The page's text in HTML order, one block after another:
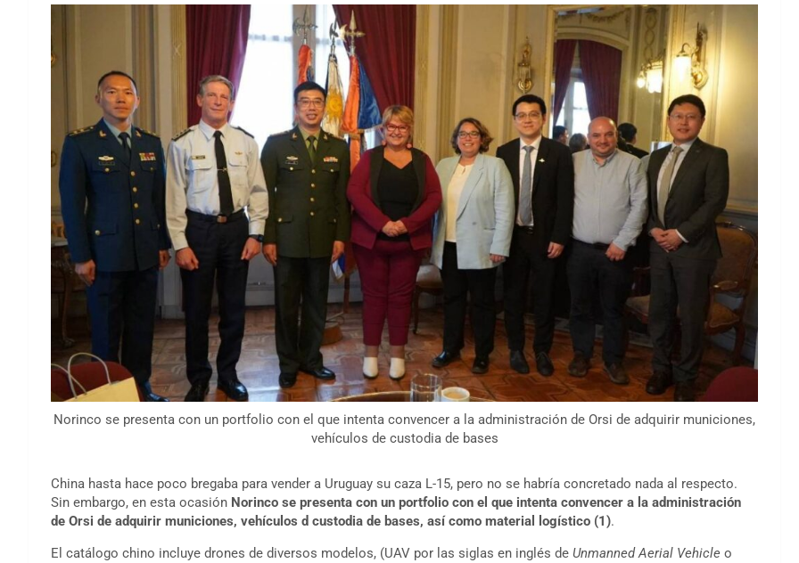
Norinco se presenta con un portfolio con el que intenta convencer a la administración de Orsi de adquirir municiones,
vehículos de custodia de bases
China hasta hace poco bregaba para vender a Uruguay su caza L-15, pero no se habría concretado nada al respecto.
Sin embargo, en esta ocasión Norinco se presenta con un portfolio con el que intenta convencer a la administración
de Orsi de adquirir municiones, vehículos d custodia de bases, así como material logístico (1).
El catálogo chino incluye drones de diversos modelos, (UAV por las siglas en inglés de Unmanned Aerial Vehicle o